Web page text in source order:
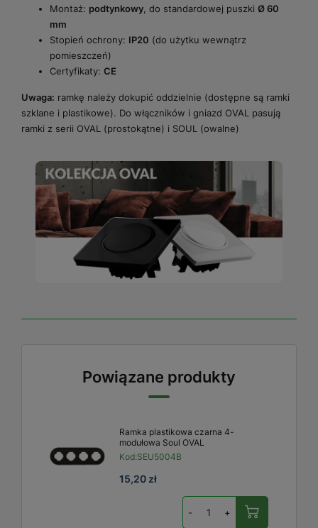
Montaż: podtynkowy, do standardowej puszki Ø 60
mm
Stopień ochrony: IP20 (do użytku wewnątrz
pomieszczeń)
Certyfikaty: CE
Uwaga: ramkę należy dokupić oddzielnie (dostępne są ramki
szklane i plastikowe). Do włączników i gniazd OVAL pasują
ramki z serii OVAL (prostokątne) i SOUL (owalne)
Powiązane produkty
Ramka plastikowa czarna 4-
modułowa Soul OVAL
Kod:SEU5004B
15,20 zł
- +